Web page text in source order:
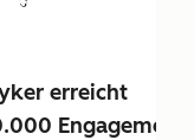
erreicht
Engagements